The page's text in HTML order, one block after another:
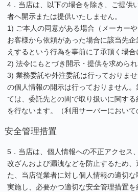
4．当店は、以下の場合を除き、ご提供
者へ開示または提供いたしません。
1) ご本人の同意がある場合（メーカー
お客様から依頼があった場合に該当先
えするという行為を事前に了承頂く場合
2) 法令にもとづき開示・提供を求めら
3) 業務委託や外注委託は行っておりま
の個人情報の開示は行っておりません
ては、委託先との間で取り扱いに関す
を行ないます。（利用サーバーにおいて
安全管理措置
5．当店は、個人情報への不正アクセス
改ざんおよび漏洩などを防止するため
た、当店従業者に対し個人情報の適切
実施し、必要かつ適切な安全管理措置